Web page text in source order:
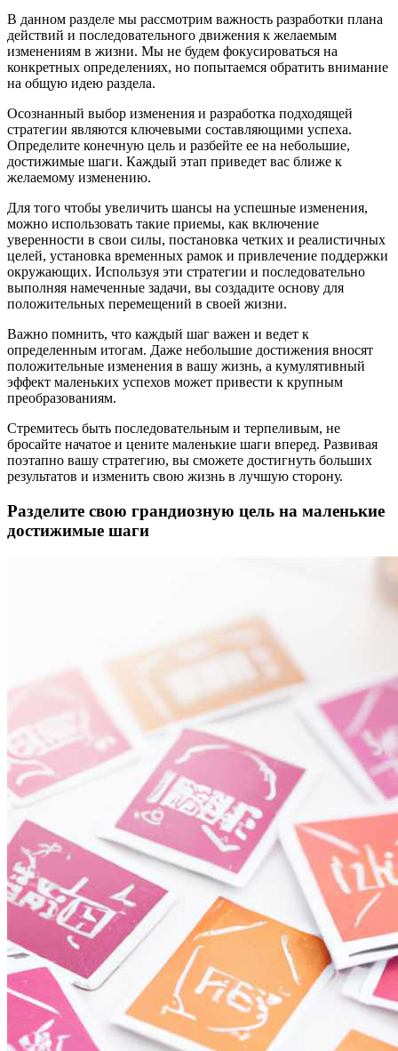
В данном разделе мы рассмотрим важность разработки плана
действий и последовательного движения к желаемым
изменениям в жизни. Мы не будем фокусироваться на
конкретных определениях, но попытаемся обратить внимание
на общую идею раздела.
Осознанный выбор изменения и разработка подходящей
стратегии являются ключевыми составляющими успеха.
Определите конечную цель и разбейте ее на небольшие,
достижимые шаги. Каждый этап приведет вас ближе к
желаемому изменению.
Для того чтобы увеличить шансы на успешные изменения,
можно использовать такие приемы, как включение
уверенности в свои силы, постановка четких и реалистичных
целей, установка временных рамок и привлечение поддержки
окружающих. Используя эти стратегии и последовательно
выполняя намеченные задачи, вы создадите основу для
положительных перемещений в своей жизни.
Важно помнить, что каждый шаг важен и ведет к
определенным итогам. Даже небольшие достижения вносят
положительные изменения в вашу жизнь, а кумулятивный
эффект маленьких успехов может привести к крупным
преобразованиям.
Стремитесь быть последовательным и терпеливым, не
бросайте начатое и цените маленькие шаги вперед. Развивая
поэтапно вашу стратегию, вы сможете достигнуть больших
результатов и изменить свою жизнь в лучшую сторону.
Разделите свою грандиозную цель на маленькие
достижимые шаги